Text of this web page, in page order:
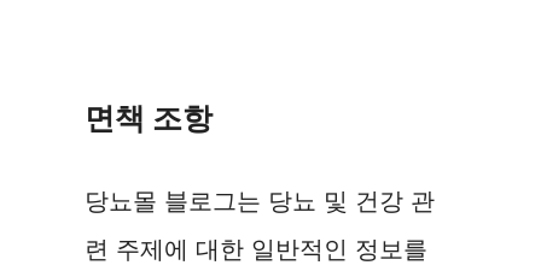
면책 조항
당뇨몰 블로그는 당뇨 및 건강 관
련 주제에 대한 일반적인 정보를